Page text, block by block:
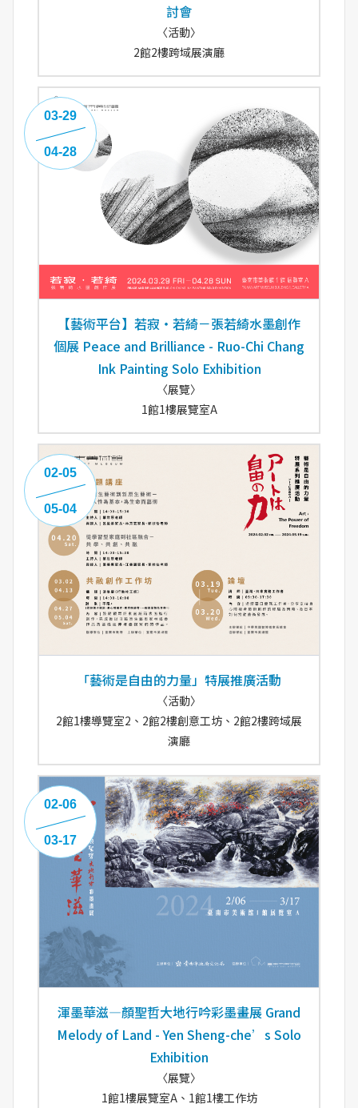
討會
〈活動〉
2館2樓跨域展演廳
【藝術平台】若寂・若綺－張若綺水墨創作
個展 Peace and Brilliance - Ruo-Chi Chang
Ink Painting Solo Exhibition
〈展覽〉
1館1樓展覽室A
03-29
04-28
「藝術是自由的力量」特展推廣活動
〈活動〉
2館1樓導覽室2、2館2樓創意工坊、2館2樓跨域展
演廳
02-05
05-04
渾墨華滋—顏聖哲大地行吟彩墨畫展 Grand
Melody of Land - Yen Sheng-che’s Solo
Exhibition
〈展覽〉
1館1樓展覽室A、1館1樓工作坊
02-06
03-17